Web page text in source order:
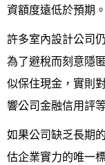
資額度遠低於預期。
許多室內設計公司
為了避稅而刻意隱
似保住現金，實則
響公司金融信用評
如果公司缺乏長期
估企業實力的唯一
裝潢進階計算機
裝潢圖紙免費健檢
商業空間
辦公室
其他
小坪數
21~30坪
31~50坪
51坪以上
風格
現代
簡約
休閒
北歐
古典
預算
150萬以內
151萬~250萬
251萬以上
台北市
新北市
桃園 新竹 竹北
台中
台南 高雄
360環景體驗
你家我家 Podcast
虛擬線上裝潢
房屋仲介方案
室內設計師方案
傢俱建材商方案
裝潢輕鬆點
2房2聽 - 基本版
2房2廳 - 精裝版
系統櫃
綠建材
居家風水
老屋翻新
主題精選
設計知識+
全站搜尋
線上賞屋
北部
台北市
新北市
桃園市
徵設計師